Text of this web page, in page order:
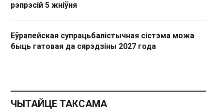
рэпрэсій 5 жніўня
Еўрапейская супрацьбалістычная сістэма можа
быць гатовая да сярэдзіны 2027 года
ЧЫТАЙЦЕ ТАКСАМА